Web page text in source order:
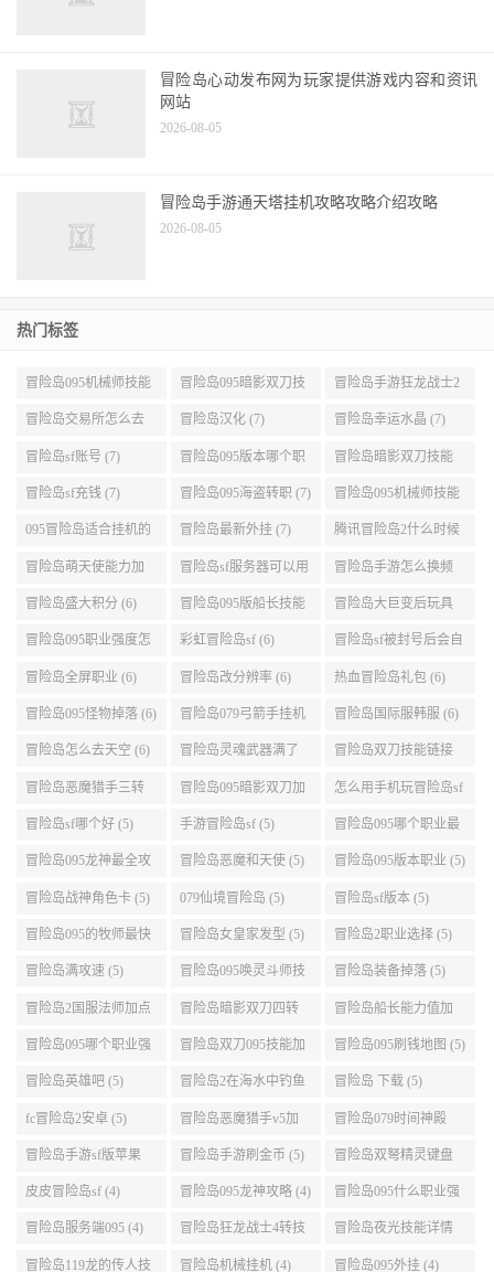
冒险岛心动发布网为玩家提供游戏内容和资讯
网站
冒险岛手游通天塔挂机攻略攻略介绍攻略
冒险岛095机械师技能
展示 (9)
冒险岛095暗影双刀技
能加点 (9)
冒险岛手游狂龙战士2
转 (9)
冒险岛交易所怎么去
(8)
冒险岛汉化 (7) 冒险岛幸运水晶 (7)
冒险岛sf账号 (7) 冒险岛095版本哪个职
业段数高些 (7)
冒险岛暗影双刀技能
加点095版本 (7)
冒险岛sf充钱 (7) 冒险岛095海盗转职 (7) 冒险岛095机械师技能
演示 (7)
095冒险岛适合挂机的
地图 (7)
冒险岛最新外挂 (7) 腾讯冒险岛2什么时候
公测 (7)
冒险岛萌天使能力加
点 (6)
冒险岛sf服务器可以用
自己电脑 (6)
冒险岛手游怎么换频
道 (6)
冒险岛盛大积分 (6) 冒险岛095版船长技能
介绍 (6)
冒险岛大巨变后玩具
城组队任务 (6)
冒险岛095职业强度怎
么选 (6)
彩虹冒险岛sf (6) 冒险岛sf被封号后会自
动关闭电脑 (6)
冒险岛全屏职业 (6) 冒险岛改分辨率 (6) 热血冒险岛礼包 (6)
冒险岛095怪物掉落 (6) 冒险岛079弓箭手挂机
升级的地方 (6)
冒险岛国际服韩服 (6)
冒险岛怎么去天空 (6) 冒险岛灵魂武器满了
(6)
冒险岛双刀技能链接
(5)
冒险岛恶魔猎手三转
技能加点顺序 (5)
冒险岛095暗影双刀加
点 (5)
怎么用手机玩冒险岛sf
(5)
冒险岛sf哪个好 (5) 手游冒险岛sf (5) 冒险岛095哪个职业最
好 (5)
冒险岛095龙神最全攻
略 (5)
冒险岛恶魔和天使 (5) 冒险岛095版本职业 (5)
冒险岛战神角色卡 (5) 079仙境冒险岛 (5) 冒险岛sf版本 (5)
冒险岛095的牧师最快
升级路线 (5)
冒险岛女皇家发型 (5) 冒险岛2职业选择 (5)
冒险岛满攻速 (5) 冒险岛095唤灵斗师技
能介绍 (5)
冒险岛装备掉落 (5)
冒险岛2国服法师加点
(5)
冒险岛暗影双刀四转
任务 (5)
冒险岛船长能力值加
点 (5)
冒险岛095哪个职业强
势 (5)
冒险岛双刀095技能加
点 (5)
冒险岛095刷钱地图 (5)
冒险岛英雄吧 (5) 冒险岛2在海水中钓鱼
(5)
冒险岛 下载 (5)
fc冒险岛2安卓 (5) 冒险岛恶魔猎手v5加
点 (5)
冒险岛079时间神殿
999任务 (5)
冒险岛手游sf版苹果
(5)
冒险岛手游刷金币 (5) 冒险岛双弩精灵键盘
设置 (5)
皮皮冒险岛sf (4) 冒险岛095龙神攻略 (4) 冒险岛095什么职业强
(4)
冒险岛服务端095 (4) 冒险岛狂龙战士4转技 冒险岛夜光技能详情